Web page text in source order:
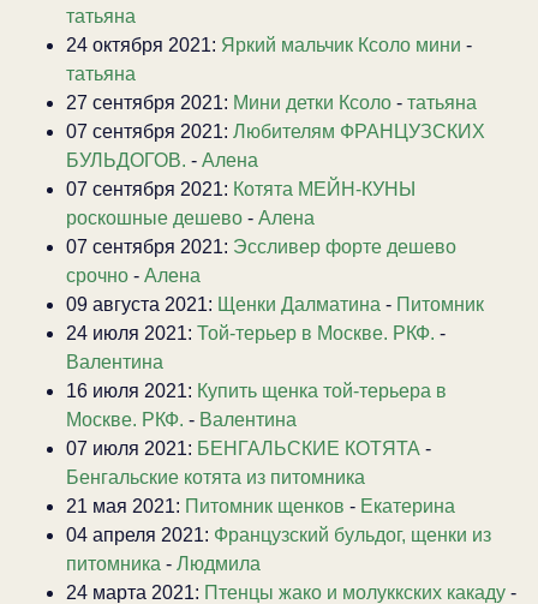
татьяна
24 октября 2021: Яркий мальчик Ксоло мини -
татьяна
27 сентября 2021: Мини детки Ксоло - татьяна
07 сентября 2021: Любителям ФРАНЦУЗСКИХ
БУЛЬДОГОВ. - Алена
07 сентября 2021: Котята МЕЙН-КУНЫ
роскошные дешево - Алена
07 сентября 2021: Эссливер форте дешево
срочно - Алена
09 августа 2021: Щенки Далматина - Питомник
24 июля 2021: Той-терьер в Москве. РКФ. -
Валентина
16 июля 2021: Купить щенка той-терьера в
Москве. РКФ. - Валентина
07 июля 2021: БЕНГАЛЬСКИЕ КОТЯТА -
Бенгальские котята из питомника
21 мая 2021: Питомник щенков - Екатерина
04 апреля 2021: Французский бульдог, щенки из
питомника - Людмила
24 марта 2021: Птенцы жако и молуккских какаду -